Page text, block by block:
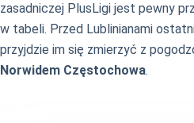
zasadniczej PlusLigi jest pewny
w tabeli. Przed Lublinianami
przyjdzie im się zmierzyć z
Norwidem Częstochowa.